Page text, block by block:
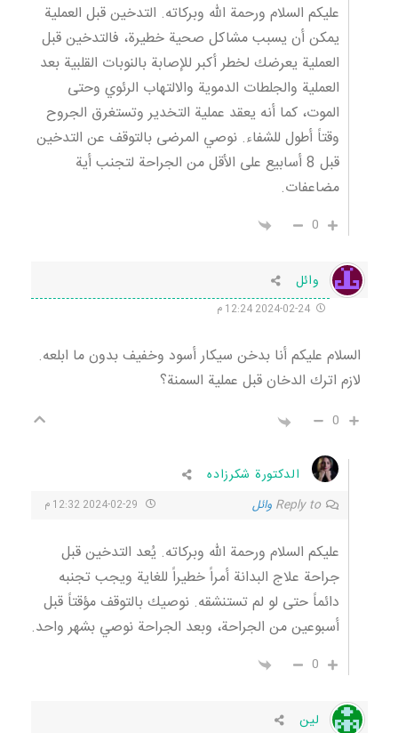
عليكم السلام ورحمة الله وبركاته. التدخين قبل العملية
يمكن أن يسبب مشاكل صحية خطيرة، فالتدخين قبل
العملية يعرضك لخطر أكبر للإصابة بالنوبات القلبية بعد
العملية والجلطات الدموية والالتهاب الرئوي وحتى
الموت، كما أنه يعقد عملية التخدير وتستغرق الجروح
وقتاً أطول للشفاء. نوصي المرضى بالتوقف عن التدخين
قبل 8 أسابيع على الأقل من الجراحة لتجنب أية
مضاعفات.
0
وائل
السلام عليكم أنا بدخن سيكار أسود وخفيف بدون ما ابلعه.
لازم اترك الدخان قبل عملية السمنة؟
0
الدكتورة شكرزاده
Reply to وائل
عليكم السلام ورحمة الله وبركاته. يُعد التدخين قبل
جراحة علاج البدانة أمراً خطيراً للغاية ويجب تجنبه
دائماً حتى لو لم تستنشقه. نوصيك بالتوقف مؤقتاً قبل
أسبوعين من الجراحة، وبعد الجراحة نوصي بشهر واحد.
0
لین